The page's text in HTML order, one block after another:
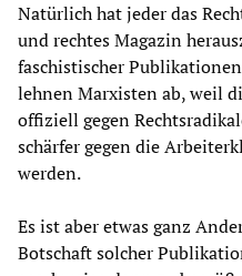
Natürlich hat jeder das
und rechtes Magazin
faschistischer
lehnen Marxisten ab, weil
offiziell gegen
schärfer gegen die
werden.
Es ist aber etwas ganz
Botschaft solcher